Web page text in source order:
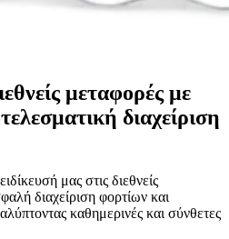
μεταφορές με
διαχείριση
μας στις διεθνείς
διαχείριση φορτίων και
καθημερινές και σύνθετες